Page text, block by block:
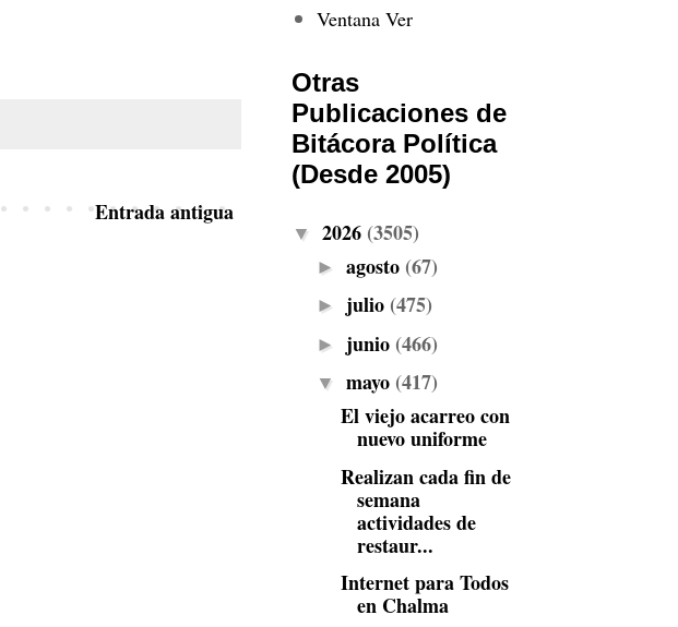
Entrada antigua
Ventana Ver
Otras
Publicaciones de
Bitácora Política
(Desde 2005)
▼ 2026 (3505)
► agosto (67)
► julio (475)
► junio (466)
▼ mayo (417)
El viejo acarreo con
nuevo uniforme
Realizan cada fin de
semana
actividades de
restaur...
Internet para Todos
en Chalma